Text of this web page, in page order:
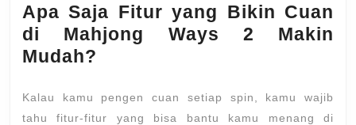
Apa Saja Fitur yang Bikin Cuan
di Mahjong Ways 2 Makin
Mudah?
Kalau kamu pengen cuan setiap spin, kamu wajib
tahu fitur-fitur yang bisa bantu kamu menang di